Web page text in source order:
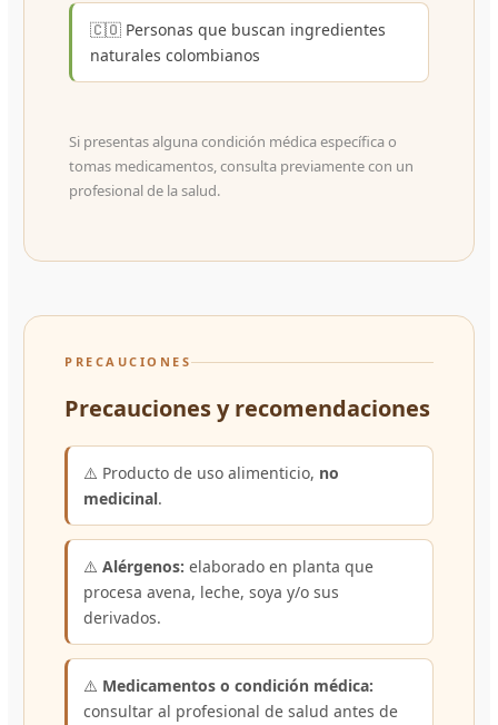
🇨🇴 Personas que buscan ingredientes
naturales colombianos
Si presentas alguna condición médica específica o
tomas medicamentos, consulta previamente con un
profesional de la salud.
PRECAUCIONES
Precauciones y recomendaciones
⚠️ Producto de uso alimenticio, no
medicinal.
⚠️Alérgenos: elaborado en planta que
procesa avena, leche, soya y/o sus
derivados.
⚠️ Medicamentos o condición médica:
consultar al profesional de salud antes de